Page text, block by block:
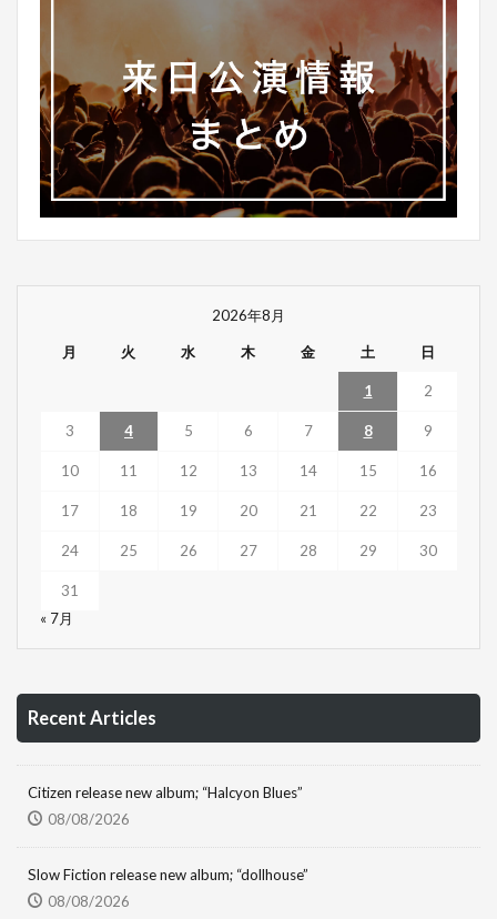
2026年8月
月 火 水 木 金 土 日
1 2
3 4 5 6 7 8 9
10 11 12 13 14 15 16
17 18 19 20 21 22 23
24 25 26 27 28 29 30
31
« 7月
Recent Articles
Citizen release new album; “Halcyon Blues”
08/08/2026
Slow Fiction release new album; “dollhouse”
08/08/2026